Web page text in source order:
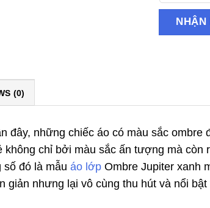
(0)
đây, những chiếc áo có màu sắc
không chỉ bởi màu sắc ấn tượng mà
đó là mẫu áo lớp Ombre Jupiter xanh
giản nhưng lại vô cùng thu hút và nổi